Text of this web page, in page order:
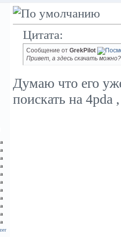
Цитата:
Сообщение от GrekPilot
Привет, а здесь скачать можно?
Думаю что его
поискать на 4pda